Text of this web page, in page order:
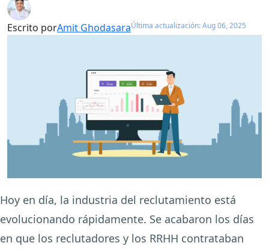
Escrito porAmit GhodasaraÚltima actualización: Aug 06, 2025
Hoy en día, la industria del reclutamiento está
evolucionando rápidamente. Se acabaron los días
en que los reclutadores y los RRHH contrataban